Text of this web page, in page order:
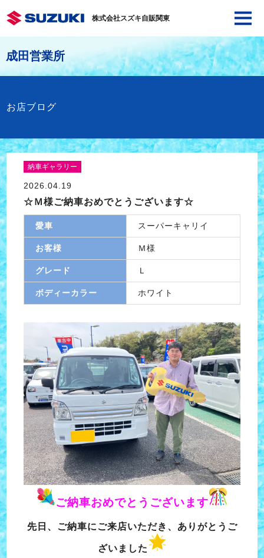
株式会社スズキ自販関東
成田営業所
お店ブログ
納車ギャラリー
2026.04.19
☆Ｍ様ご納車おめでとうございます☆
愛車 スーパーキャリイ
お客様 Ｍ様
グレード Ｌ
ボディーカラー ホワイト
ご納車おめでとうございます
先日、ご納車にご来店いただき、ありがとうご
ざいました